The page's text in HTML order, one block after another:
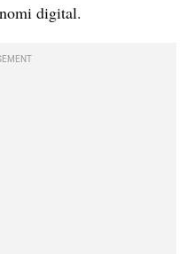
digital.